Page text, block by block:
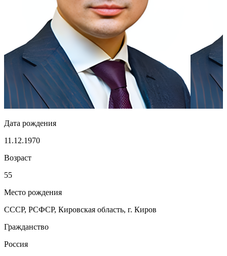
Дата рождения
11.12.1970
Возраст
55
Место рождения
СССР, РСФСР, Кировская область, г. Киров
Гражданство
Россия